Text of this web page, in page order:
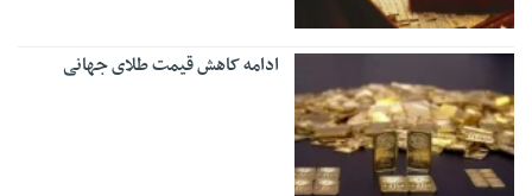
ادامه کاهش قیمت طلای جهانی